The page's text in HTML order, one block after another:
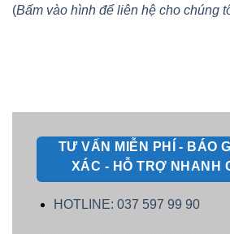
(Bấm vào hình để liên hệ cho chúng
TƯ VẤN MIỄN PHÍ - BÁO
XÁC - HỖ TRỢ NHANH
HOTLINE: 037 597 99 90